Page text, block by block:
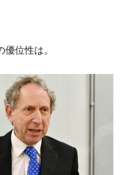
位性は。